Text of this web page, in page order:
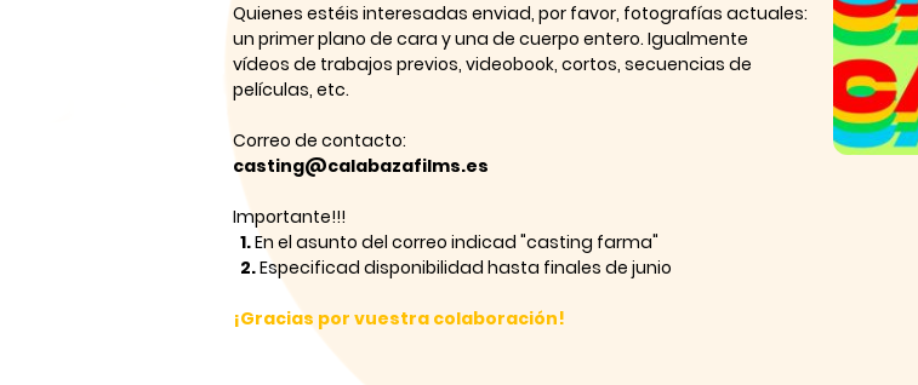
Quienes estéis interesadas enviad, por favor, fotografías actuales:
un primer plano de cara y una de cuerpo entero. Igualmente
vídeos de trabajos previos, videobook, cortos, secuencias de
películas, etc.
Correo de contacto:
casting@calabazafilms.es
Importante!!!
1.En el asunto del correo indicad "casting farma"
2.Especificad disponibilidad hasta finales de junio
¡Gracias por vuestra colaboración!